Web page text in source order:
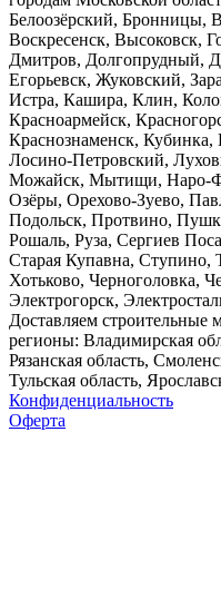
Белоозёрский, Бронницы,
Воскресенск, Высоковск,
Дмитров, Долгопрудный,
Егорьевск, Жуковский,
Истра, Кашира, Клин,
Красноармейск,
Краснознаменск,
Лосино-Петровский,
Можайск, Мытищи, Наро-
Озёры, Орехово-Зуево,
Подольск, Протвино,
Рошаль, Руза, Сергиев
Старая Купавна,
Хотьково, Черноголовка,
Электрогорск,
Доставляем
регионы: Владимирская
Рязанская область,
Тульская область,
Конфиденциальность
Оферта